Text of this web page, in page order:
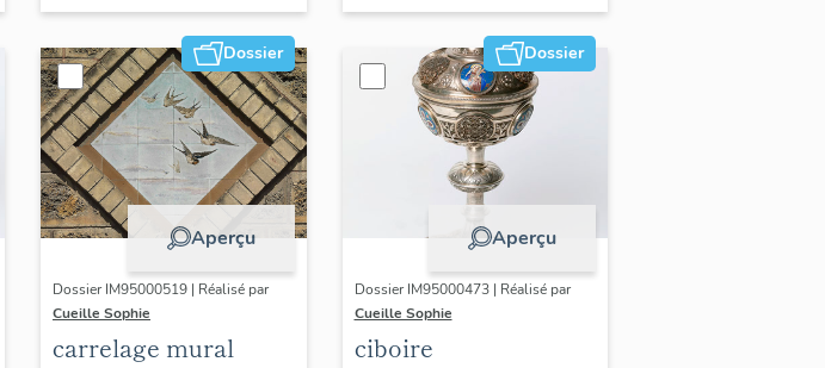
Dossier
Aperçu
Dossier IM95000519 | Réalisé par
Cueille Sophie
carrelage mural
Dossier
Aperçu
Dossier IM95000473 | Réalisé par
Cueille Sophie
ciboire